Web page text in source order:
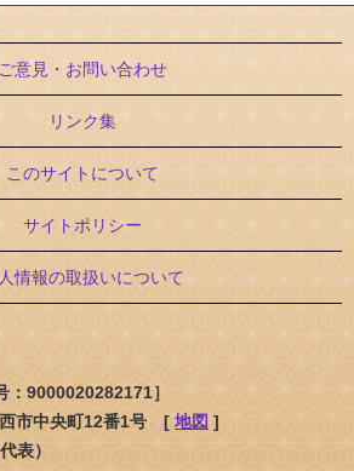
ご意見・お問い合わせ
リンク集
このサイトについて
サイトポリシー
情報の取扱いについて
9000020282171］
市中央町12番1号 [ 地図 ]
表）